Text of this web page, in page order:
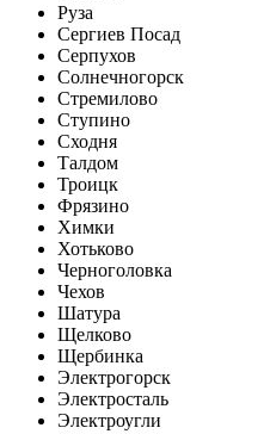
Руза
Сергиев Посад
Серпухов
Солнечногорск
Стремилово
Ступино
Сходня
Талдом
Троицк
Фрязино
Химки
Хотьково
Черноголовка
Чехов
Шатура
Щелково
Щербинка
Электрогорск
Электросталь
Электроугли